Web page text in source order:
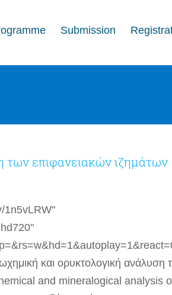
Submission
των επιφανειακών ιζημάτων
1n5vLRW"
και ορυκτολογική ανάλυση
and mineralogical analysis